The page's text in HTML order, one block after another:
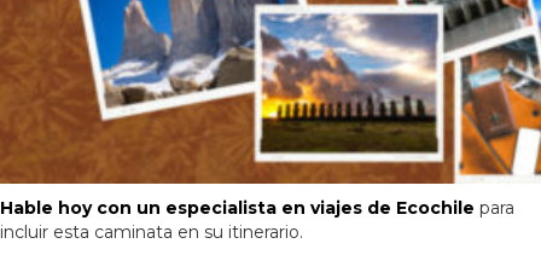
Hable hoy con un especialista en viajes de Ecochile para
incluir esta caminata en su itinerario.